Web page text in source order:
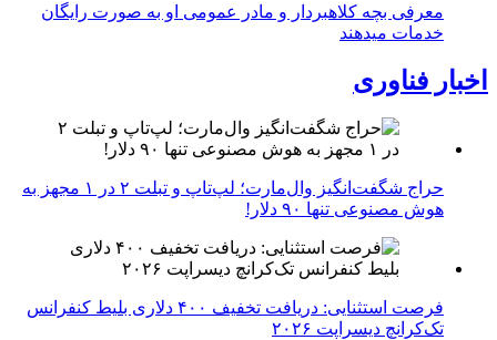
معرفی بچه کلاهبردار و مادر عمومی او به صورت رایگان
خدمات میدهند
اخبار فناوری
حراج شگفت‌انگیز وال‌مارت؛ لپ‌تاپ و تبلت ۲ در ۱ مجهز به
هوش مصنوعی تنها ۹۰ دلار!
فرصت استثنایی: دریافت تخفیف ۴۰۰ دلاری بلیط کنفرانس
تک‌کرانچ دیسراپت ۲۰۲۶